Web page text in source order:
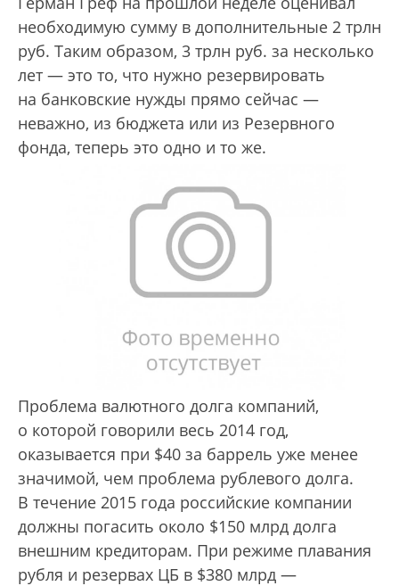
необходимую сумму в дополнительные 2 трлн
руб. Таким образом, 3 трлн руб. за несколько
лет — это то, что нужно резервировать
на банковские нужды прямо сейчас —
неважно, из бюджета или из Резервного
фонда, теперь это одно и то же.
Проблема валютного долга компаний,
о которой говорили весь 2014 год,
оказывается при $40 за баррель уже менее
значимой, чем проблема рублевого долга.
В течение 2015 года российские компании
должны погасить около $150 млрд долга
внешним кредиторам. При режиме плавания
рубля и резервах ЦБ в $380 млрд —